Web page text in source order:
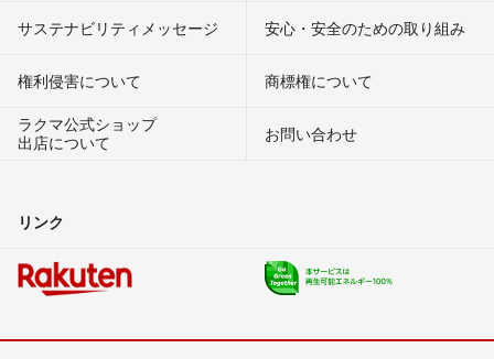
サステナビリティメッセージ 安心・安全のための取り組み
権利侵害について
商標権について
ラクマ公式ショップ
出店について
お問い合わせ
リンク